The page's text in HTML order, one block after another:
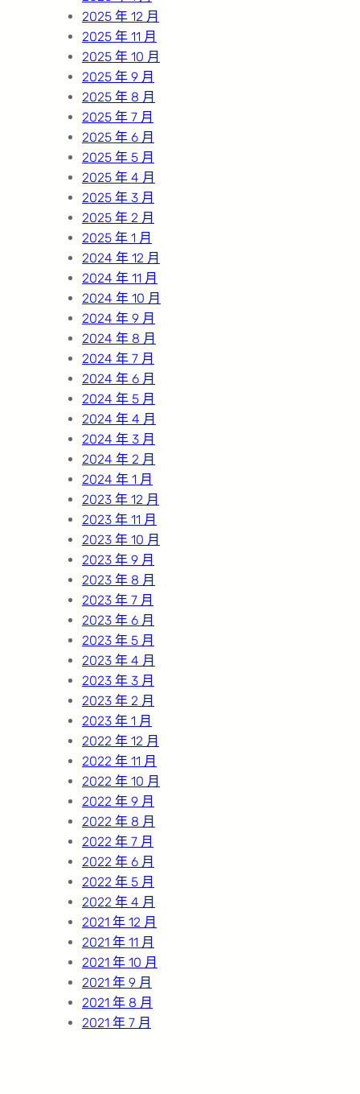
2025 年 12 月
2025 年 11 月
2025 年 10 月
2025 年 9 月
2025 年 8 月
2025 年 7 月
2025 年 6 月
2025 年 5 月
2025 年 4 月
2025 年 3 月
2025 年 2 月
2025 年 1 月
2024 年 12 月
2024 年 11 月
2024 年 10 月
2024 年 9 月
2024 年 8 月
2024 年 7 月
2024 年 6 月
2024 年 5 月
2024 年 4 月
2024 年 3 月
2024 年 2 月
2024 年 1 月
2023 年 12 月
2023 年 11 月
2023 年 10 月
2023 年 9 月
2023 年 8 月
2023 年 7 月
2023 年 6 月
2023 年 5 月
2023 年 4 月
2023 年 3 月
2023 年 2 月
2023 年 1 月
2022 年 12 月
2022 年 11 月
2022 年 10 月
2022 年 9 月
2022 年 8 月
2022 年 7 月
2022 年 6 月
2022 年 5 月
2022 年 4 月
2021 年 12 月
2021 年 11 月
2021 年 10 月
2021 年 9 月
2021 年 8 月
2021 年 7 月